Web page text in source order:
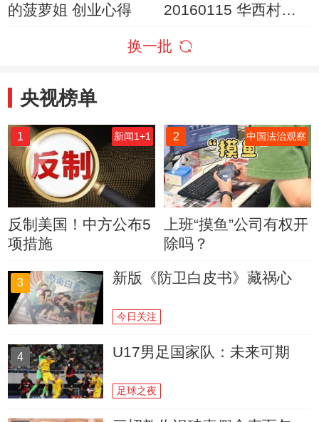
的菠萝姐 创业心得
20160115 华西村的
长出黑木耳
换一批
央视榜单
1 新闻1+1
反制美国！中方公布5
项措施
2 中国法治观察
上班“摸鱼”公司有权开
除吗？
3 新版《防卫白皮书》藏祸心
今日关注
4 U17男足国家队：未来可期
足球之夜